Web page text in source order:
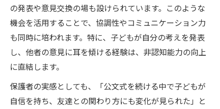
の発表や意見交換の場も設けられています。このような
機会を活用することで、協調性やコミュニケーション力
も同時に培われます。特に、子どもが自分の考えを発表
し、他者の意見に耳を傾ける経験は、非認知能力の向上
に直結します。
保護者の実感としても、「公文式を続ける中で子どもが
自信を持ち、友達との関わり方にも変化が見られた」と